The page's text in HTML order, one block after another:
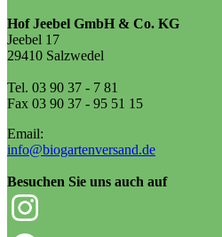
Hof Jeebel GmbH & Co. KG
Jeebel 17
29410 Salzwedel
Tel. 03 90 37 - 7 81
Fax 03 90 37 - 95 51 15
Email:
info@biogartenversand.de
Besuchen Sie uns auch auf